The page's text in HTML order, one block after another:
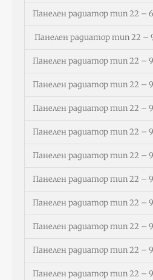
Панелен радиатор тип 22 –
Панелен радиатор тип 22 –
Панелен радиатор тип 22 –
Панелен радиатор тип 22 –
Панелен радиатор тип 22 –
Панелен радиатор тип 22 –
Панелен радиатор тип 22 –
Панелен радиатор тип 22 –
Панелен радиатор тип 22 –
Панелен радиатор тип 22 –
Панелен радиатор тип 22 –
Панелен радиатор тип 22 –